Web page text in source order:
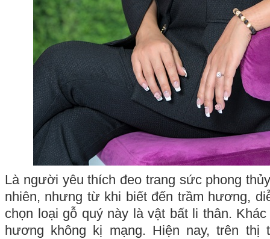
Là người yêu thích đeo trang sức phong
nhiên, nhưng từ khi biết đến trầm hương,
chọn loại gỗ quý này là vật bất li thân.
hương không kị mạng. Hiện nay, trên thị